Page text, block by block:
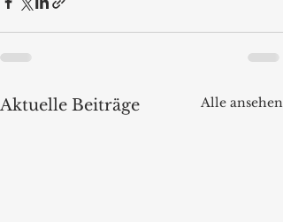
Aktuelle Beiträge Alle ansehen